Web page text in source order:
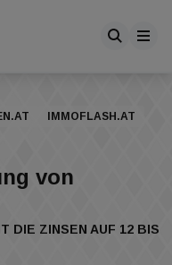
IMMOFLASH.AT
von
DIE ZINSEN AUF 12 BIS